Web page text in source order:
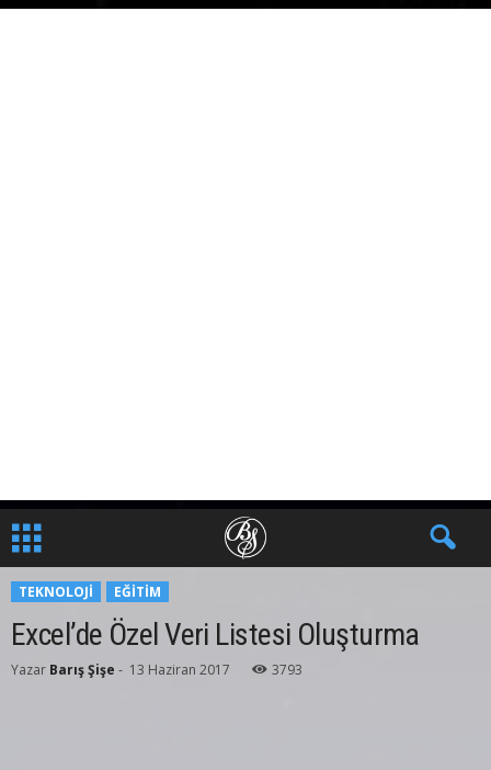
TEKNOLOJI EĞITIM
Excel’de Özel Veri Listesi Oluşturma
Yazar Barış Şişe - 13 Haziran 2017 3793